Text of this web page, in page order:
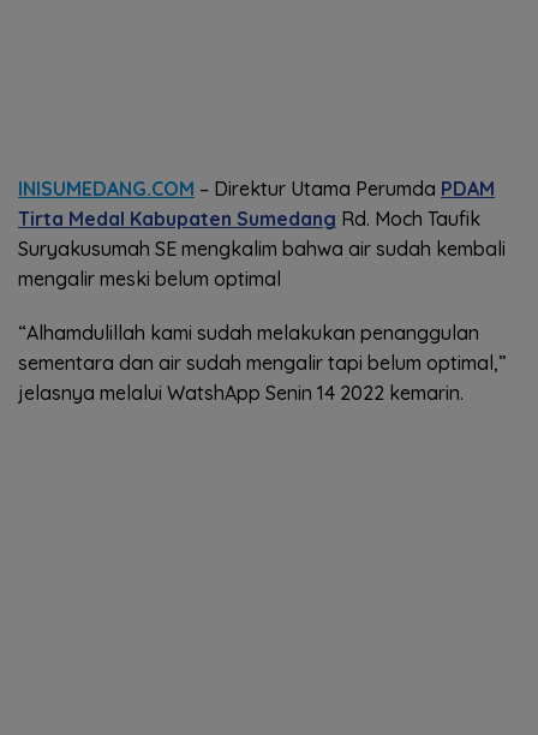
INISUMEDANG.COM – Direktur Utama Perumda PDAM
Tirta Medal Kabupaten Sumedang Rd. Moch Taufik
Suryakusumah SE mengkalim bahwa air sudah kembali
mengalir meski belum optimal
“Alhamdulillah kami sudah melakukan penanggulan
sementara dan air sudah mengalir tapi belum optimal,”
jelasnya melalui WatshApp Senin 14 2022 kemarin.